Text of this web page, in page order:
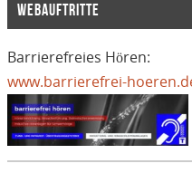
WEBAUFTRITTE
Barrierefreies Hören:
www.barrierefrei-
.